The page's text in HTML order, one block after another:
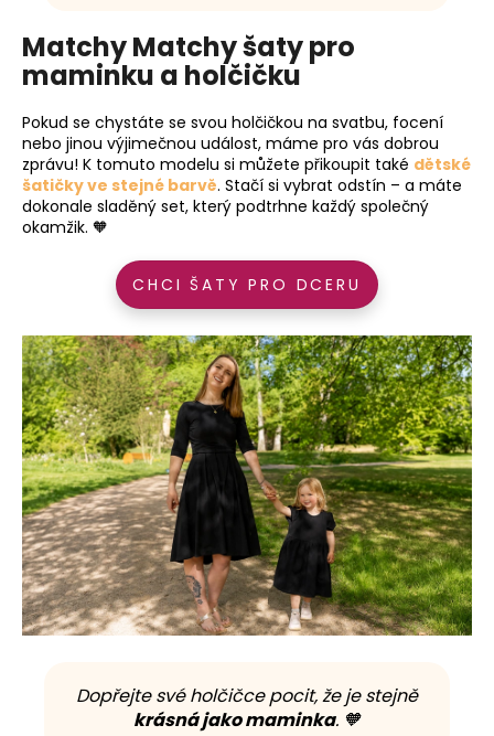
Matchy Matchy šaty pro
maminku a holčičku
Pokud se chystáte se svou holčičkou na svatbu, focení
nebo jinou výjimečnou událost, máme pro vás dobrou
zprávu! K tomuto modelu si můžete přikoupit také dětské
šatičky ve stejné barvě. Stačí si vybrat odstín – a máte
dokonale sladěný set, který podtrhne každý společný
okamžik. 🧡
CHCI ŠATY PRO DCERU
Dopřejte své holčičce pocit, že je stejně
krásná jako maminka. 🧡